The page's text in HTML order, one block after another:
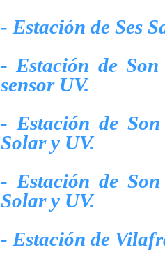
- Estación de Ses
- Estación de
sensor UV.
- Estación de
Solar y UV.
- Estación de
Solar y UV.
- Estación de